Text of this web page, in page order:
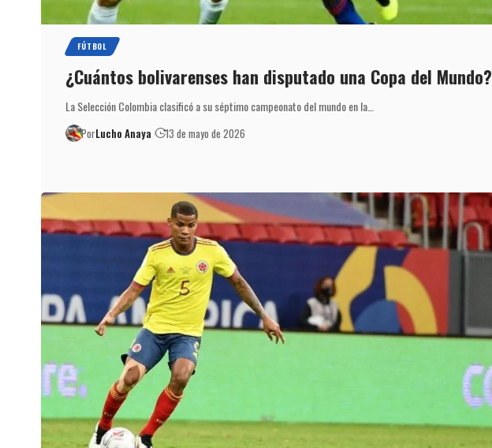
FÚTBOL
¿Cuántos bolivarenses han disputado una Copa del Mundo?
La Selección Colombia clasificó a su séptimo campeonato del mundo en la…
PorLucho Anaya 13 de mayo de 2026